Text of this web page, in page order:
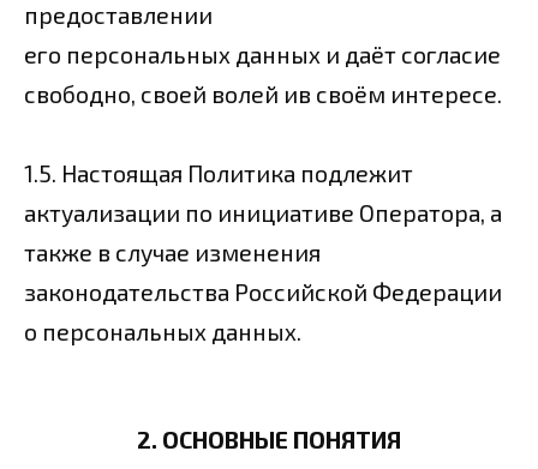
предоставлении
его персональных данных и даёт согласие
свободно, своей волей ив своём интересе.
1.5. Настоящая Политика подлежит
актуализации по инициативе Оператора, а
также в случае изменения
законодательства Российской Федерации
о персональных данных.
2. ОСНОВНЫЕ ПОНЯТИЯ